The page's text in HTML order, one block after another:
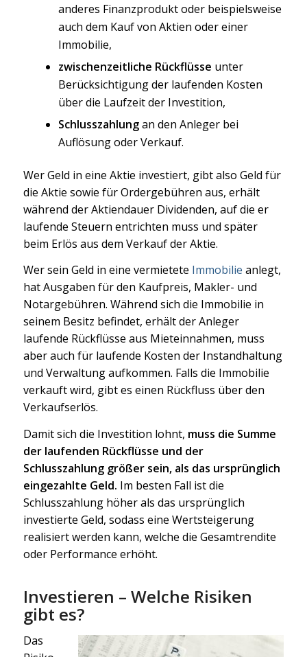
anderes Finanzprodukt oder beispielsweise
auch dem Kauf von Aktien oder einer
Immobilie,
zwischenzeitliche Rückflüsse unter
Berücksichtigung der laufenden Kosten
über die Laufzeit der Investition,
Schlusszahlungan den Anleger bei
Auflösung oder Verkauf.
Wer Geld in eine Aktie investiert, gibt also Geld für
die Aktie sowie für Ordergebühren aus, erhält
während der Aktiendauer Dividenden, auf die er
laufende Steuern entrichten muss und später
beim Erlös aus dem Verkauf der Aktie.
Wer sein Geld in eine vermietete Immobilie anlegt,
hat Ausgaben für den Kaufpreis, Makler- und
Notargebühren. Während sich die Immobilie in
seinem Besitz befindet, erhält der Anleger
laufende Rückflüsse aus Mieteinnahmen, muss
aber auch für laufende Kosten der Instandhaltung
und Verwaltung aufkommen. Falls die Immobilie
verkauft wird, gibt es einen Rückfluss über den
Verkaufserlös.
Damit sich die Investition lohnt, muss die Summe
der laufenden Rückflüsse und der
Schlusszahlung größer sein, als das ursprünglich
eingezahlte Geld. Im besten Fall ist die
Schlusszahlung höher als das ursprünglich
investierte Geld, sodass eine Wertsteigerung
realisiert werden kann, welche die Gesamtrendite
oder Performance erhöht.
Investieren – Welche Risiken
gibt es?
Das